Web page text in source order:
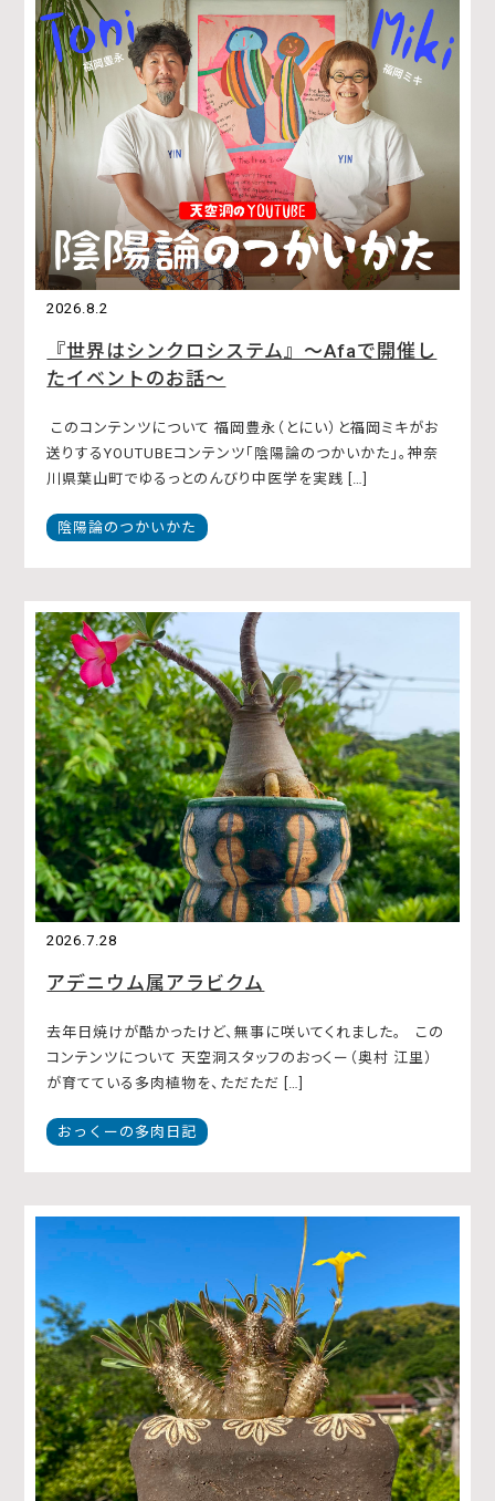
2026.8.2
『世界はシンクロシステム』〜Afaで開催し
たイベントのお話〜
このコンテンツについて 福岡豊永（とにい）と福岡ミキがお
送りするYOUTUBEコンテンツ「陰陽論のつかいかた」。神奈
川県葉山町でゆるっとのんびり中医学を実践 […]
陰陽論のつかいかた
2026.7.28
アデニウム属アラビクム
去年日焼けが酷かったけど、無事に咲いてくれました。 この
コンテンツについて 天空洞スタッフのおっくー（奥村 江里）
が育てている多肉植物を、ただただ […]
おっくーの多肉日記